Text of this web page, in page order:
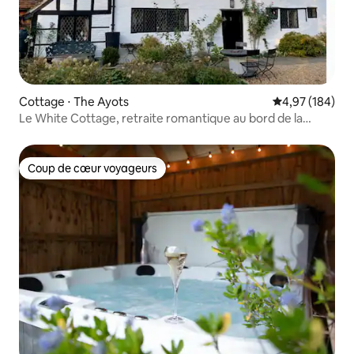
Cottage ⋅ The Ayots Évaluation
4,97 (184)
Le White Cottage, retraite romantique au bord de la
Coup de cœur voyageurs
Coup de cœur voyageurs